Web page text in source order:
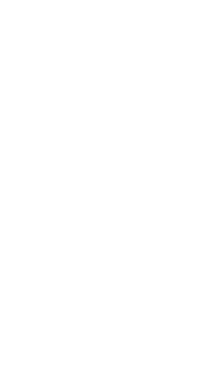
und dem Garten
mit eigenem
über ein